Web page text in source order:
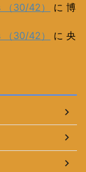
30/42）
に 博
30/42）
に 央